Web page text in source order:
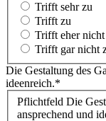
Trifft sehr zu
Trifft zu
Trifft eher nicht
Trifft gar nicht
Die Gestaltung des
ideenreich.*
Pflichtfeld Die
ansprechend und